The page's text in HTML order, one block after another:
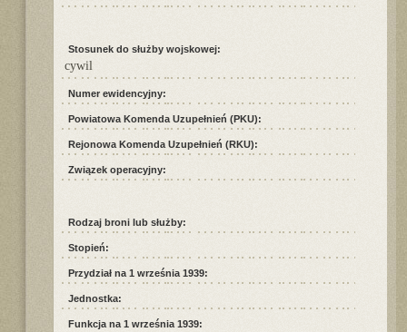
Stosunek do służby wojskowej:
cywil
Numer ewidencyjny:
Powiatowa Komenda Uzupełnień (PKU):
Rejonowa Komenda Uzupełnień (RKU):
Związek operacyjny:
Rodzaj broni lub służby:
Stopień:
Przydział na 1 września 1939:
Jednostka:
Funkcja na 1 września 1939: